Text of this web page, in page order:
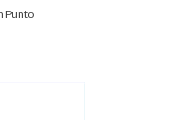
Punto